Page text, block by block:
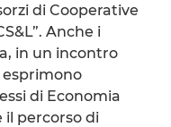
di Cooperative
Anche i
in un incontro
di Economia
il percorso di